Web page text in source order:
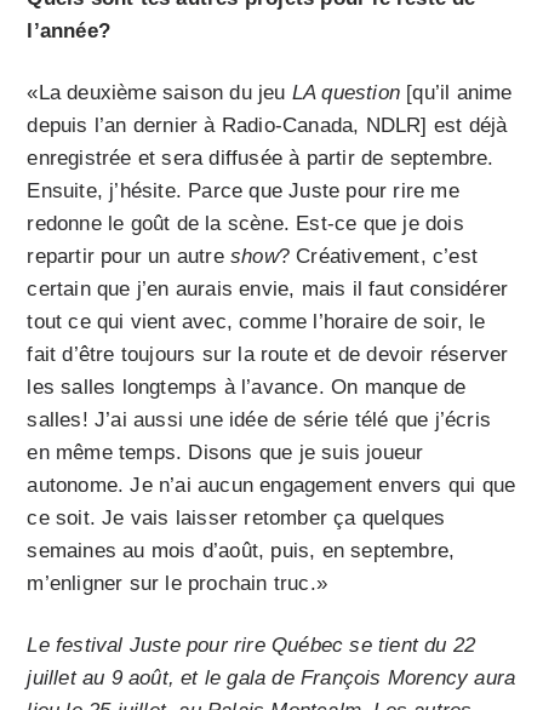
l’année?
«La deuxième saison du jeu LA question [qu’il anime
depuis l’an dernier à Radio-Canada, NDLR] est déjà
enregistrée et sera diffusée à partir de septembre.
Ensuite, j’hésite. Parce que Juste pour rire me
redonne le goût de la scène. Est-ce que je dois
repartir pour un autreshow? Créativement, c’est
certain que j’en aurais envie, mais il faut considérer
tout ce qui vient avec, comme l’horaire de soir, le
fait d’être toujours sur la route et de devoir réserver
les salles longtemps à l’avance. On manque de
salles! J’ai aussi une idée de série télé que j’écris
en même temps. Disons que je suis joueur
autonome. Je n’ai aucun engagement envers qui que
ce soit. Je vais laisser retomber ça quelques
semaines au mois d’août, puis, en septembre,
m’enligner sur le prochain truc.»
Le festival Juste pour rire Québec se tient du 22
juillet au 9 août, et le gala de François Morency aura